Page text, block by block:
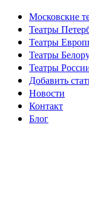
Московские
Театры
Театры
Театры
Театры
Добавить
Новости
Контакт
Блог